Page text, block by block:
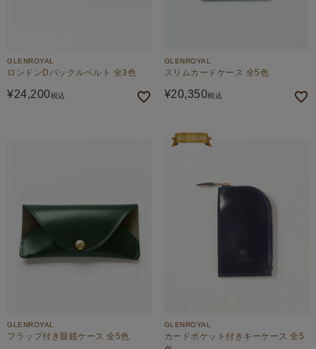
GLENROYAL
ロンドンDバックルベルト 全3色
¥24,200税込
GLENROYAL
スリムカードケース 全5色
¥20,350税込
GLENROYAL
フラップ付き眼鏡ケース 全5色
GLENROYAL
カードポケット付きキーケース 全5